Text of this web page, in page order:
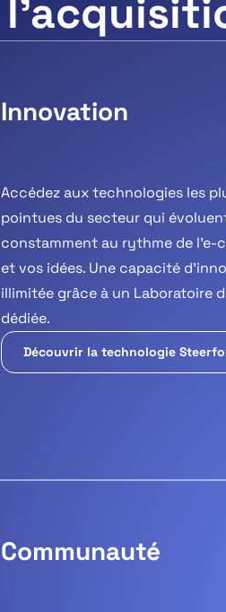
Innovation
Accédez aux technologies les
pointues du secteur qui
constamment au rythme de l’e-
et vos idées. Une capacité
illimitée grâce à un Laboratoire
dédiée.
Découvrir la technologie
Communauté